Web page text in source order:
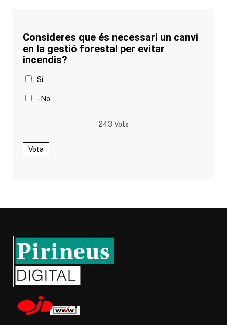
Consideres que és necessari un canvi
en la gestió forestal per evitar
incendis?
Sí,
- No,
243 Vots
Vota